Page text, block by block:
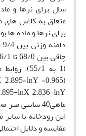
سال برای نرها و
(1 به 55/
(0.965= R
ماهی40
این رودخانه با
مقایسه و دلایل